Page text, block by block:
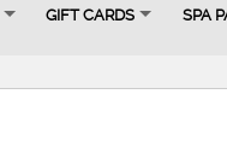
GIFT CARDS SPA